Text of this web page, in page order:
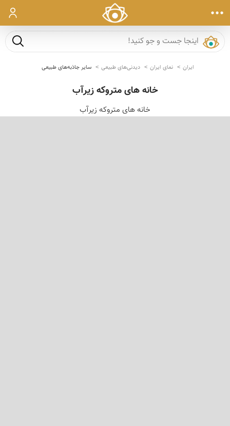
ورود
جست و
ایران نمای ایران دیدنی‌های طبیعی سایر جاذبه‌های طبیعی
خانه های متروکه زیرآب
خانه های متروکه زیرآب